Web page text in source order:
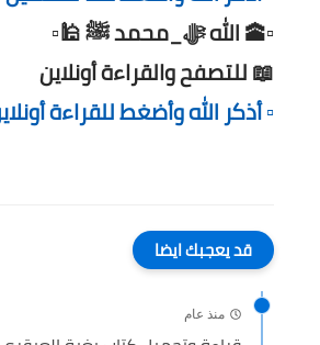
▫️🕋 الله ﷻ_محمد ﷺ 🕌▫️
📖 للتصفح والقراءة أونلاين
▫️ أذكر الله وأضغط للقراءة
قد يعجبك ايضا
منذ عام